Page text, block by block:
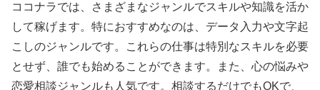
ココナラでは、さまざまなジャンルでスキルや知識を活か
して稼げます。特におすすめなのは、データ入力や文字起
こしのジャンルです。これらの仕事は特別なスキルを必要
とせず、誰でも始めることができます。また、心の悩みや
恋愛相談ジャンルも人気です。相談するだけでもOKで、